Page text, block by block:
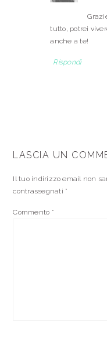
tutto, potrei
anche a te!
Rispondi
LASCIA UN
Il tuo indirizzo email non
contrassegnati *
Commento *